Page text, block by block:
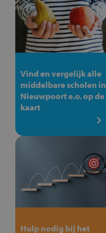
Vind en vergelijk alle
middelbare scholen in
Nieuwpoort e.o. op de
kaart
Hulp nodig bij het